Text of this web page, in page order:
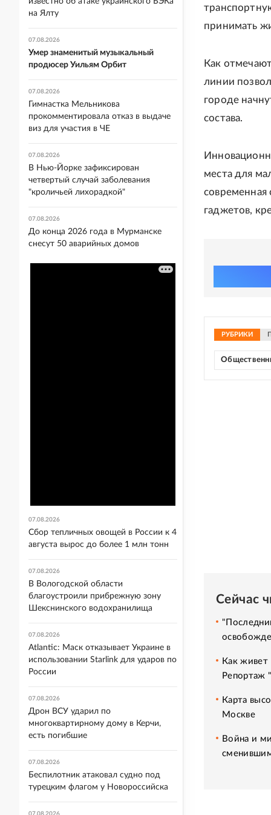
принимать
Как
линии
городе
состава.
места для
современная
гаджетов,
РУБРИКИ
Сейчас
Как живет
Репортаж
Карта
Москве
Война и
на Ялту
07.08.2026
Умер знаменитый музыкальный
продюсер Уильям Орбит
07.08.2026
Гимнастка Мельникова
прокомментировала отказ в выдаче
виз для участия в ЧЕ
07.08.2026
В Нью-Йорке зафиксирован
четвертый случай заболевания
"кроличьей лихорадкой"
07.08.2026
До конца 2026 года в Мурманске
снесут 50 аварийных домов
07.08.2026
Сбор тепличных овощей в России к 4
августа вырос до более 1 млн тонн
07.08.2026
В Вологодской области
благоустроили прибрежную зону
Шекснинского водохранилища
07.08.2026
Atlantic: Маск отказывает Украине в
использовании Starlink для ударов по
России
07.08.2026
Дрон ВСУ ударил по
многоквартирному дому в Керчи,
есть погибшие
07.08.2026
Беспилотник атаковал судно под
турецким флагом у Новороссийска
07.08.2026